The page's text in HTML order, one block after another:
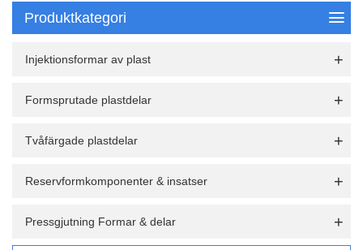
Produktkategori
Injektionsformar av plast
Formsprutade plastdelar
Tvåfärgade plastdelar
Reservformkomponenter & insatser
Pressgjutning Formar & delar